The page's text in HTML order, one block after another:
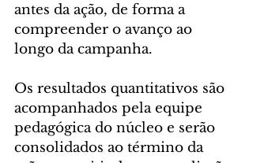
antes da ação, de forma a
compreender o avanço ao
longo da campanha.
Os resultados quantitativos são
acompanhados pela equipe
pedagógica do núcleo e serão
consolidados ao término da